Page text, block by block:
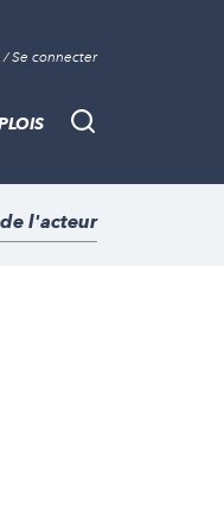
/ Se connecter
Recherche
l'acteur